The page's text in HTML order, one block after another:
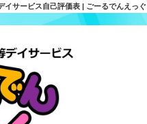
サービス自己評価表 | ごーるでんえっぐ